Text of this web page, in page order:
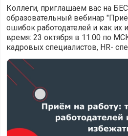
Коллеги, приглашаем вас на
образовательный вебинар
ошибок работодателей и как их
время: 23 октября в 11:00 по
кадровых специалистов, HR-
руководителей
Приём на работу: топ ошибок